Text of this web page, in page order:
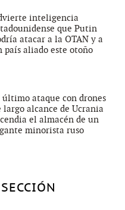
inteligencia
que Putin
atacar a la OTAN y a
país aliado este otoño
último ataque con drones
largo alcance de Ucrania
el almacén de un
minorista ruso